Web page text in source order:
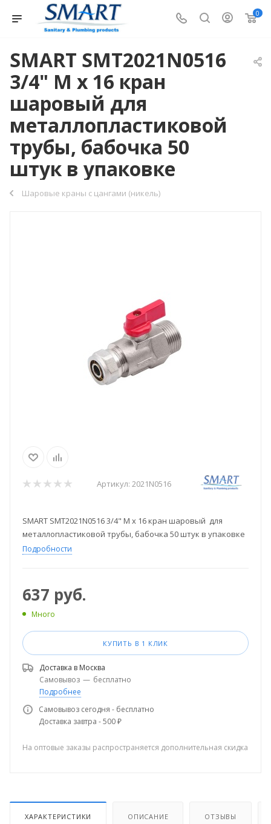
0
SMART SMT2021N0516
3/4" M x 16 кран
шаровый для
металлопластиковой
трубы, бабочка 50
штук в упаковке
Шаровые краны с цангами (никель)
Артикул: 2021N0516
SMART SMT2021N0516 3/4" M x 16 кран шаровый для
металлопластиковой трубы, бабочка 50 штук в упаковке
Подробности
637 руб.
Много
КУПИТЬ В 1 КЛИК
Доставка в Москва
Самовывоз — бесплатно
Подробнее
Самовывоз сегодня - бесплатно
Доставка завтра - 500 ₽
На оптовые заказы распространяется дополнительная скидка
ХАРАКТЕРИСТИКИ ОПИСАНИЕ ОТЗЫВЫ